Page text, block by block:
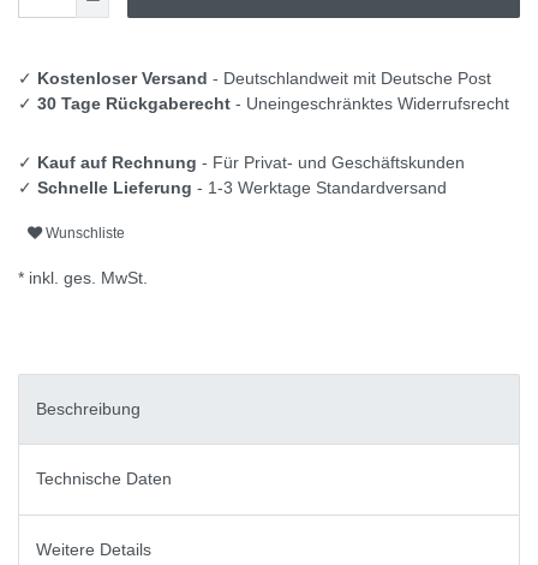
✓ Kostenloser Versand - Deutschlandweit mit Deutsche Post
✓ 30 Tage Rückgaberecht - Uneingeschränktes Widerrufsrecht
✓ Kauf auf Rechnung - Für Privat- und Geschäftskunden
✓ Schnelle Lieferung - 1-3 Werktage Standardversand
Wunschliste
* inkl. ges. MwSt.
Beschreibung
Technische Daten
Weitere Details